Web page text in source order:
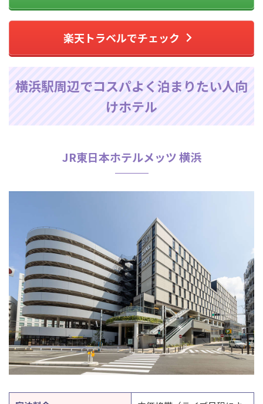
楽天トラベルでチェック
横浜駅周辺でコスパよく泊まりたい人向
けホテル
JR東日本ホテルメッツ 横浜